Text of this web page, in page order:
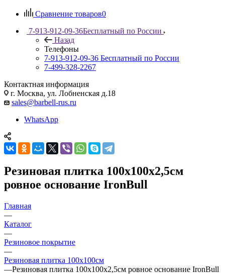
Сравнение товаров0
7-913-912-09-36Бесплатный по России
Назад
Телефоны
7-913-912-09-36 Бесплатный по России
7-499-328-2267
Контактная информация
г. Москва, ул. Лобненская д.18
sales@barbell-rus.ru
WhatsApp
Резиновая плитка 100х100х2,5см
ровное основание IronBull
Главная
—
Каталог
—
Резиновое покрытие
—
Резиновая плитка 100х100см
—Резиновая плитка 100х100х2,5см ровное основание IronBull